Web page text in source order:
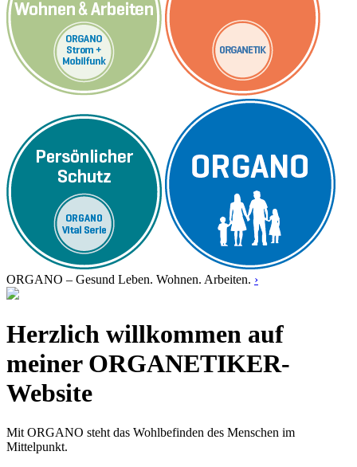
ORGANO – Gesund Leben. Wohnen. Arbeiten. ›
Herzlich willkommen auf
meiner ORGANETIKER-
Website
Mit ORGANO steht das Wohlbefinden des Menschen im
Mittelpunkt.